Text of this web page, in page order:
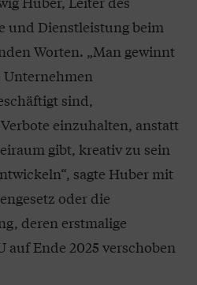
und Dienstleistung beim
Worten. „Man gewinnt
Unternehmen
sind,
einzuhalten, anstatt
gibt, kreativ zu sein
sagte Huber mit
oder die
deren erstmalige
auf Ende 2025 verschoben